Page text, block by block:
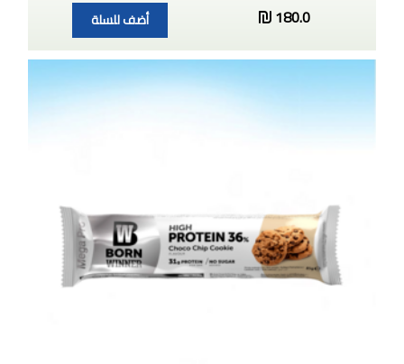
180.0
أضف للسلة